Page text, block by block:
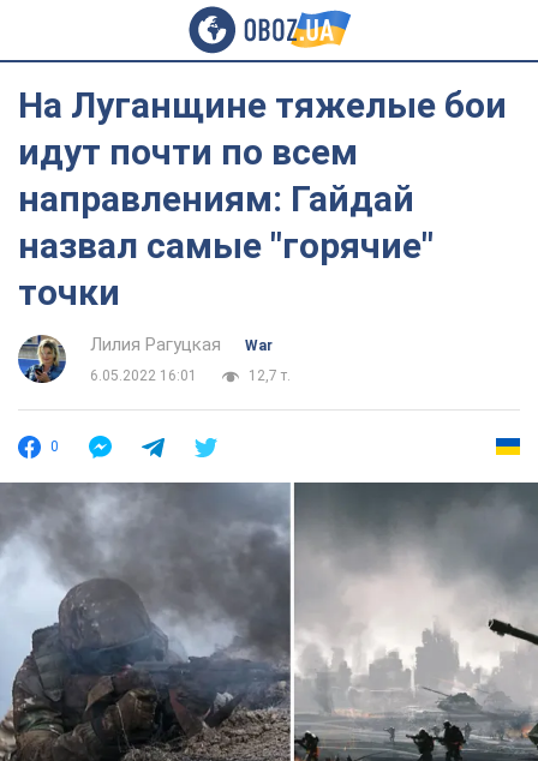
На Луганщине тяжелые бои
идут почти по всем
направлениям: Гайдай
назвал самые "горячие"
точки
Лилия Рагуцкая
War
6.05.2022 16:01
12,7 т.
0